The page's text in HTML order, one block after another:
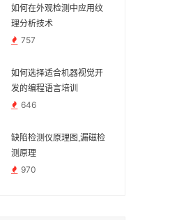
如何在外观检测中应用纹
理分析技术
757
如何选择适合机器视觉开
发的编程语言培训
646
缺陷检测仪原理图,漏磁检
测原理
970